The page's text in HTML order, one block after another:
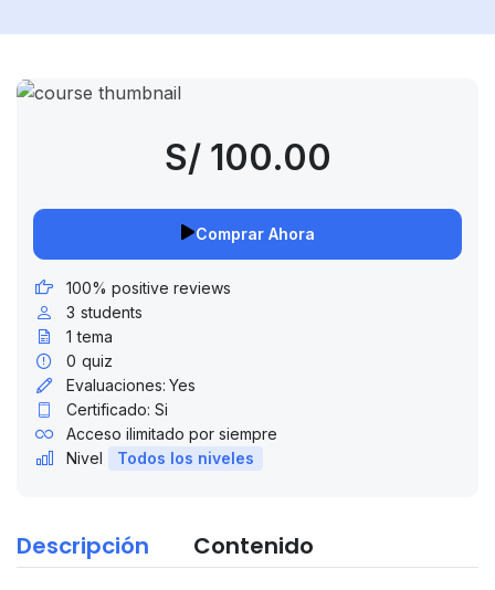
Descripción Contenido
S/ 100.00
Comprar Ahora
100% positive reviews
3 students
1 tema
0 quiz
Evaluaciones: Yes
Certificado: Si
Acceso ilimitado por siempre
Nivel
Todos los niveles